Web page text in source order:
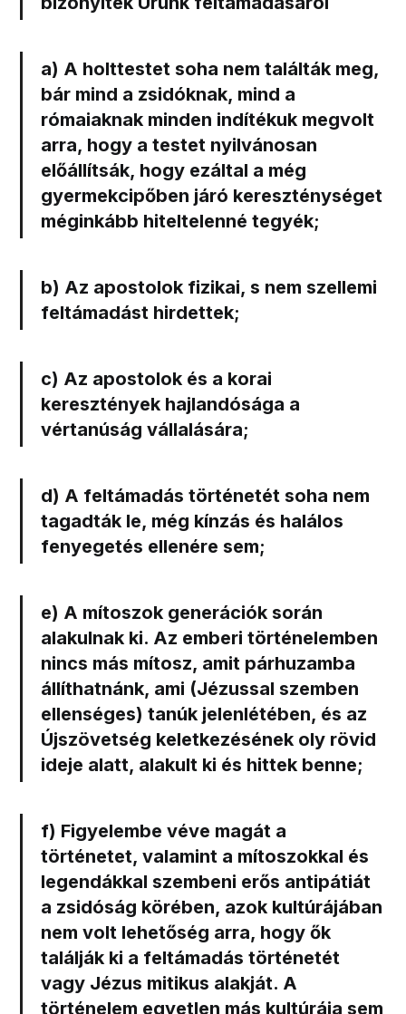
a) A holttestet soha nem találták meg,
bár mind a zsidóknak, mind a
rómaiaknak minden indítékuk megvolt
arra, hogy a testet nyilvánosan
előállítsák, hogy ezáltal a még
gyermekcipőben járó kereszténységet
méginkább hiteltelenné tegyék;
b) Az apostolok fizikai, s nem szellemi
feltámadást hirdettek;
c) Az apostolok és a korai
keresztények hajlandósága a
vértanúság vállalására;
d) A feltámadás történetét soha nem
tagadták le, még kínzás és halálos
fenyegetés ellenére sem;
e) A mítoszok generációk során
alakulnak ki. Az emberi történelemben
nincs más mítosz, amit párhuzamba
állíthatnánk, ami (Jézussal szemben
ellenséges) tanúk jelenlétében, és az
Újszövetség keletkezésének oly rövid
ideje alatt, alakult ki és hittek benne;
f) Figyelembe véve magát a
történetet, valamint a mítoszokkal és
legendákkal szembeni erős antipátiát
a zsidóság körében, azok kultúrájában
nem volt lehetőség arra, hogy ők
találják ki a feltámadás történetét
vagy Jézus mitikus alakját. A
történelem egyetlen más kultúrája sem